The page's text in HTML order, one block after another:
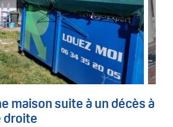
maison suite à un décès à
droite